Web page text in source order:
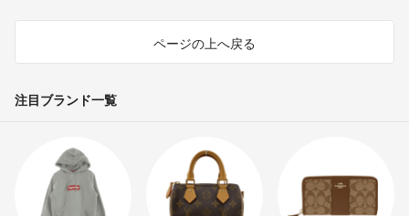
ページの上へ戻る
注目ブランド一覧